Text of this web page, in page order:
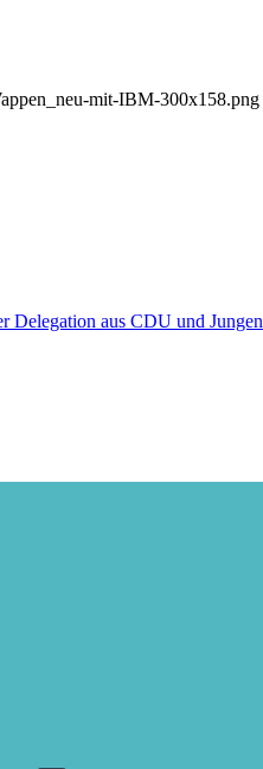
mit-IBM-300x158.png